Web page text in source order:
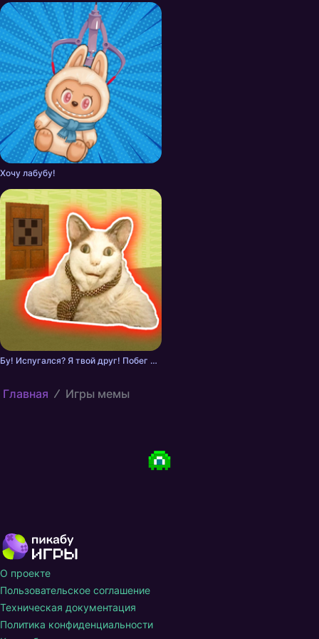
героев.
Хочу лабубу!
Бу! Испугался? Я твой друг! Побег от Кота
Главная Игры мемы
О проекте
Пользовательское соглашение
Техническая документация
Политика конфиденциальности